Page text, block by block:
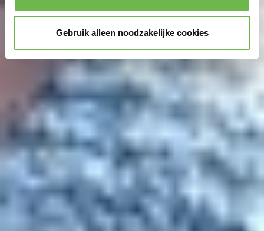
Gebruik alleen noodzakelijke cookies